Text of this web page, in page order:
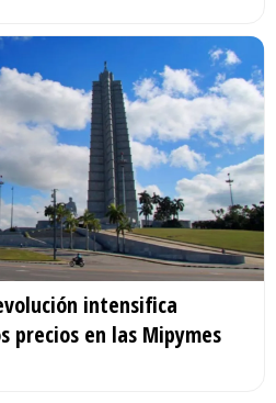
intensifica
precios en las Mipymes